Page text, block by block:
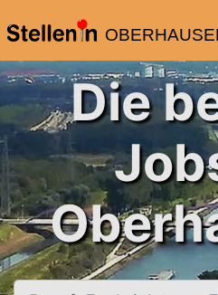
Die
Beruf, Fachrichtung, Firma